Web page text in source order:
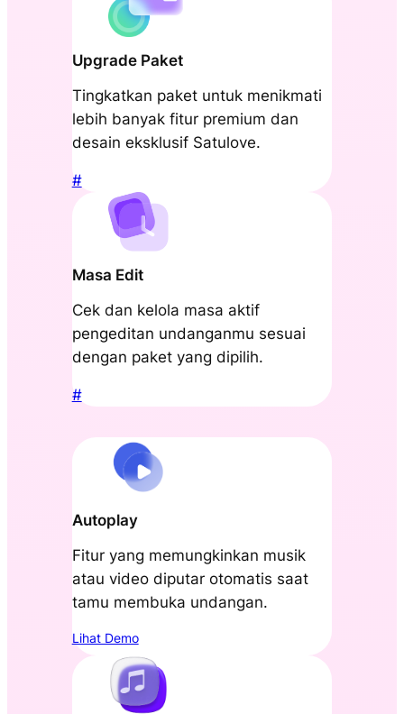
Upgrade Paket
Tingkatkan paket untuk menikmati
lebih banyak fitur premium dan
desain eksklusif Satulove.
#
Masa Edit
Cek dan kelola masa aktif
pengeditan undanganmu sesuai
dengan paket yang dipilih.
#
Autoplay
Fitur yang memungkinkan musik
atau video diputar otomatis saat
tamu membuka undangan.
Lihat Demo